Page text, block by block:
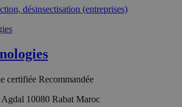
désinsectisation (entreprises)
Recommandée
10080 Rabat Maroc